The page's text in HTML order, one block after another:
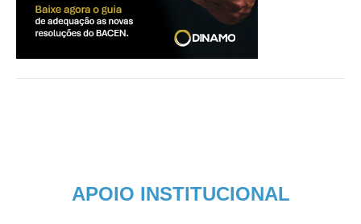
APOIO INSTITUCIONAL